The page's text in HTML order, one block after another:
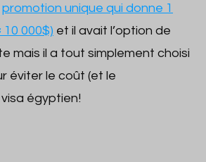
promotion unique qui donne 1
10 000$) et il avait l’option de
mais il a tout simplement choisi
éviter le coût (et le
égyptien!